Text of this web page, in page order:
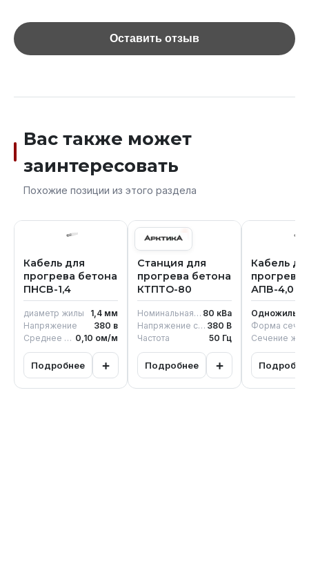
Оставить отзыв
Вас также может
заинтересовать
Похожие позиции из этого раздела
Кабель для
прогрева бетона
ПНСВ-1,4
диаметр жилы 1,4 мм
Напряжение
380 в
Среднее сопротивления жилы 0,10 ом/м
Подробнее +
Станция для
прогрева бетона
КТПТО-80
Номинальная мощность 80 кВа
Напряжение сети 380 В
Частота
50 Гц
Подробнее +
Кабель
прогрева
АПВ-4,0
Тип кабеля